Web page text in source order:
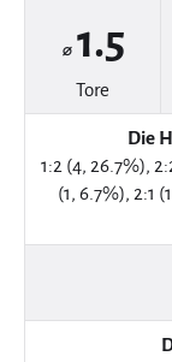
⌀ 1.5
Tore
Die
1:2 (4, 26.7%),
(1, 6.7%), 2:1